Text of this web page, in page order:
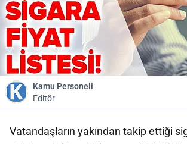
Kamu Personeli
Editör
Vatandaşların yakından takip ettiği